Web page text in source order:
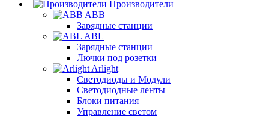
Производители
ABB
Зарядные станции
ABL
Зарядные станции
Лючки под розетки
Arlight
Светодиоды и Модули
Светодиодные ленты
Блоки питания
Управление светом